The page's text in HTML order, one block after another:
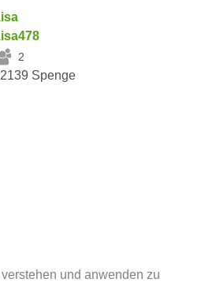
2
Spenge
und anwenden zu